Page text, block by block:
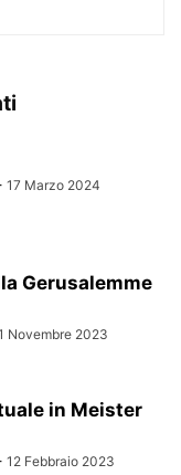
17 Marzo 2024
Gerusalemme
Novembre 2023
in Meister
12 Febbraio 2023